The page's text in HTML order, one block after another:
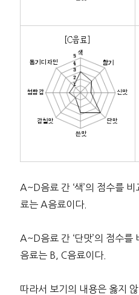
A~D음료 간 ‘색’의 점수를
료는 A음료이다.
A~D음료 간 ‘단맛’의 점수를
음료는 B, C음료이다.
따라서 보기의 내용은 옳지 않